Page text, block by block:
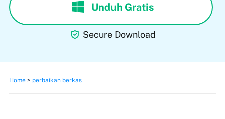
Unduh Gratis
 Secure Download
Home> perbaikan berkas